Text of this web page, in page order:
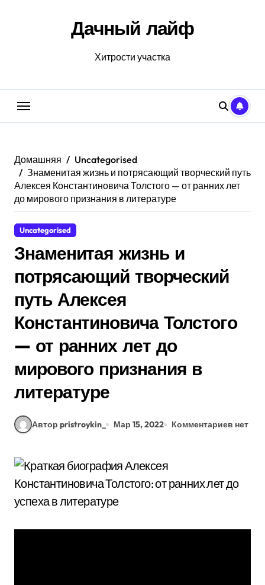
Дачный лайф
Хитрости участка
Домашняя
Uncategorised
Знаменитая жизнь и потрясающий творческий путь
Алексея Константиновича Толстого — от ранних лет
до мирового признания в литературе
Uncategorised
Знаменитая жизнь и
потрясающий творческий
путь Алексея
Константиновича Толстого
— от ранних лет до
мирового признания в
литературе
Автор pristroykin_ Мар 15, 2022 Комментариев нет